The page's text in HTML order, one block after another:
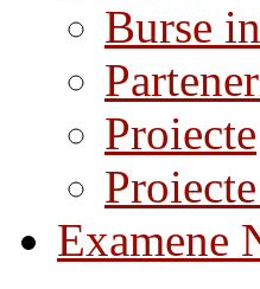
Burse
Proiecte
Examene